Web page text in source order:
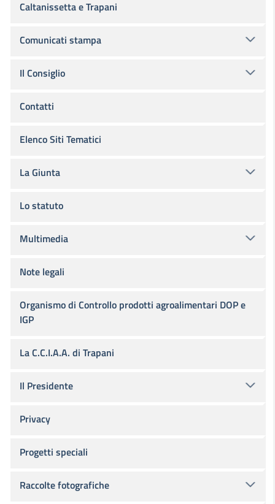
Caltanissetta e Trapani
Comunicati stampa
Il Consiglio
Contatti
Elenco Siti Tematici
La Giunta
Lo statuto
Multimedia
Note legali
Organismo di Controllo prodotti agroalimentari DOP e
IGP
La C.C.I.A.A. di Trapani
Il Presidente
Privacy
Progetti speciali
Raccolte fotografiche